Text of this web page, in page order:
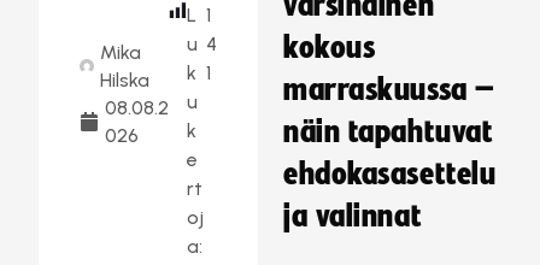
Mika
Hilska
08.08.2
026
L
u
k
u
k
e
rt
oj
a:
1
4
1
kokous
marraskuussa –
näin tapahtuvat
ehdokasasettelu
ja valinnat